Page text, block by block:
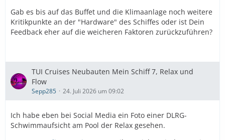
Gab es bis auf das Buffet und die Klimaanlage noch weitere
Kritikpunkte an der "Hardware" des Schiffes oder ist Dein
Feedback eher auf die weicheren Faktoren zurückzuführen?
TUI Cruises Neubauten Mein Schiff 7, Relax und
Flow
Sepp285 24. Juli 2026 um 09:02
Ich habe eben bei Social Media ein Foto einer DLRG-
Schwimmaufsicht am Pool der Relax gesehen.